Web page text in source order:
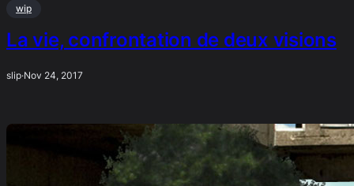
wip
La vie, confrontation de deux visions
slip·Nov 24, 2017